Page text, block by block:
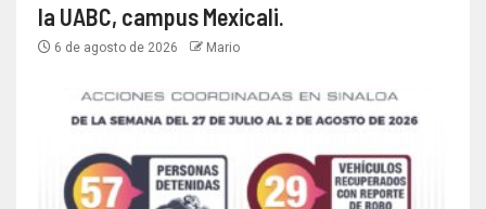
la UABC, campus Mexicali.
6 de agosto de 2026 Mario